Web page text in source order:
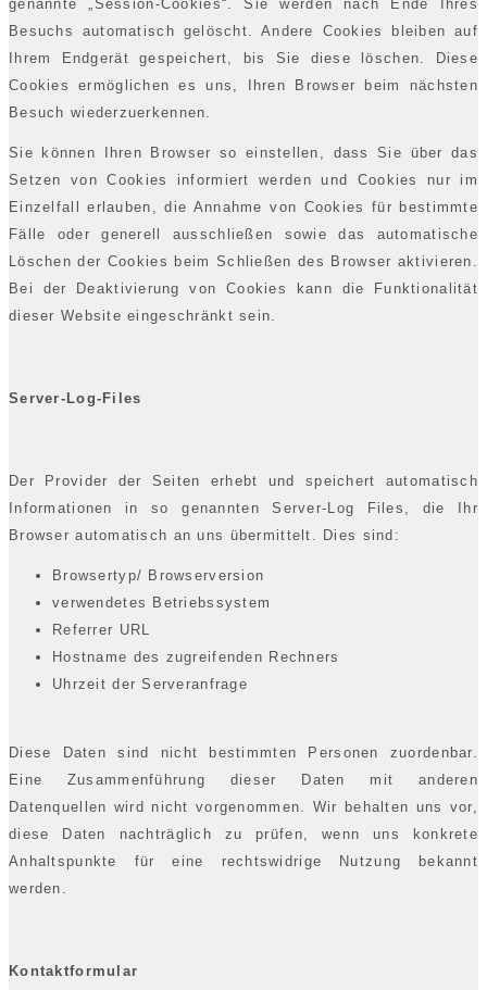
genannte „Session-Cookies“. Sie werden nach Ende Ihres
Besuchs automatisch gelöscht. Andere Cookies bleiben auf
Ihrem Endgerät gespeichert, bis Sie diese löschen. Diese
Cookies ermöglichen es uns, Ihren Browser beim nächsten
Besuch wiederzuerkennen.
Sie können Ihren Browser so einstellen, dass Sie über das
Setzen von Cookies informiert werden und Cookies nur im
Einzelfall erlauben, die Annahme von Cookies für bestimmte
Fälle oder generell ausschließen sowie das automatische
Löschen der Cookies beim Schließen des Browser aktivieren.
Bei der Deaktivierung von Cookies kann die Funktionalität
dieser Website eingeschränkt sein.
Server-Log-Files
Der Provider der Seiten erhebt und speichert automatisch
Informationen in so genannten Server-Log Files, die Ihr
Browser automatisch an uns übermittelt. Dies sind:
Browsertyp/ Browserversion
verwendetes Betriebssystem
Referrer URL
Hostname des zugreifenden Rechners
Uhrzeit der Serveranfrage
Diese Daten sind nicht bestimmten Personen zuordenbar.
Eine Zusammenführung dieser Daten mit anderen
Datenquellen wird nicht vorgenommen. Wir behalten uns vor,
diese Daten nachträglich zu prüfen, wenn uns konkrete
Anhaltspunkte für eine rechtswidrige Nutzung bekannt
werden.
Kontaktformular